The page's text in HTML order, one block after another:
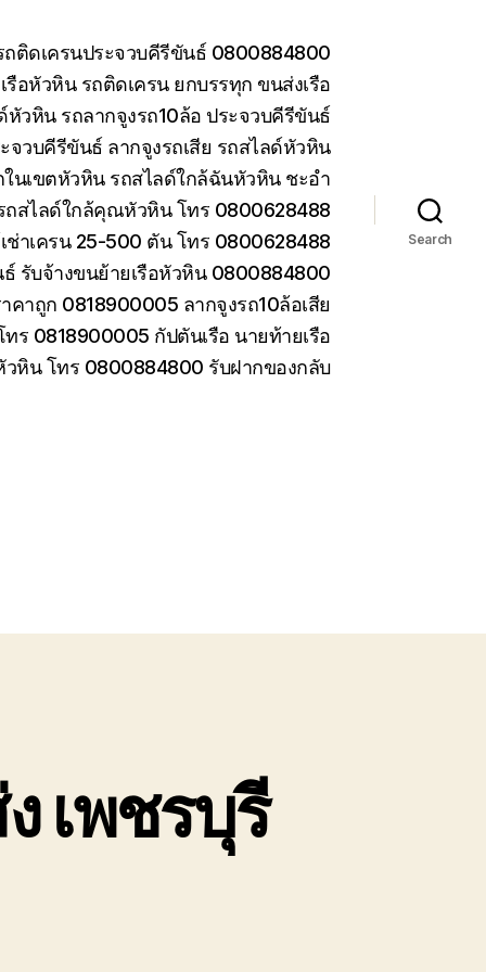
ติดเครนประจวบคีรีขันธ์ 0800884800
รือหัวหิน รถติดเครน ยกบรรทุก ขนส่งเรือ
หัวหิน รถลากจูงรถ10ล้อ ประจวบคีรีขันธ์
จวบคีรีขันธ์ ลากจูงรถเสีย รถสไลด์หัวหิน
ในเขตหัวหิน รถสไลด์ใกล้ฉันหัวหิน ชะอำ
ถสไลด์ใกล้คุณหัวหิน โทร 0800628488
ช่าเครน 25-500 ตัน โทร 0800628488
รับจ้างขนย้ายเรือหัวหิน 0800884800
คาถูก 0818900005 ลากจูงรถ10ล้อเสีย
ร 0818900005 กัปตันเรือ นายท้ายเรือ
วหิน โทร 0800884800 รับฝากของกลับ
Search
เพชรบุรี